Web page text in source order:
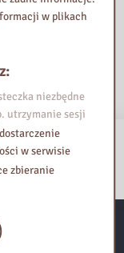
Fotograficzna
w plikach
niezbędne
utrzymanie sesji
w serwisie
zbieranie